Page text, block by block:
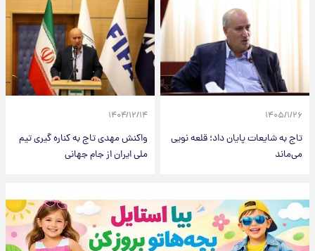
۱۴۰۵/۱/۲۶
تاج به شایعات پایان داد؛ قلعه نویی
می‌ماند
۱۴۰۴/۱۲/۱۴
واکنش مهدی تاج به کناره گیری تیم
ملی ایران از جام جهانی